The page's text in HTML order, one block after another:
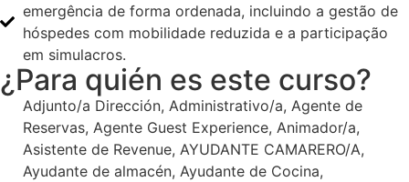
emergência de forma ordenada, incluindo a gestão de
hóspedes com mobilidade reduzida e a participação
em simulacros.
¿Para quién es este curso?
Adjunto/a Dirección, Administrativo/a, Agente de
Reservas, Agente Guest Experience, Animador/a,
Asistente de Revenue, AYUDANTE CAMARERO/A,
Ayudante de almacén, Ayudante de Cocina,